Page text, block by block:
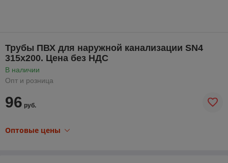
Трубы ПВХ для наружной канализации SN4
315х200. Цена без НДС
В наличии
Опт и розница
96 руб.
Оптовые цены